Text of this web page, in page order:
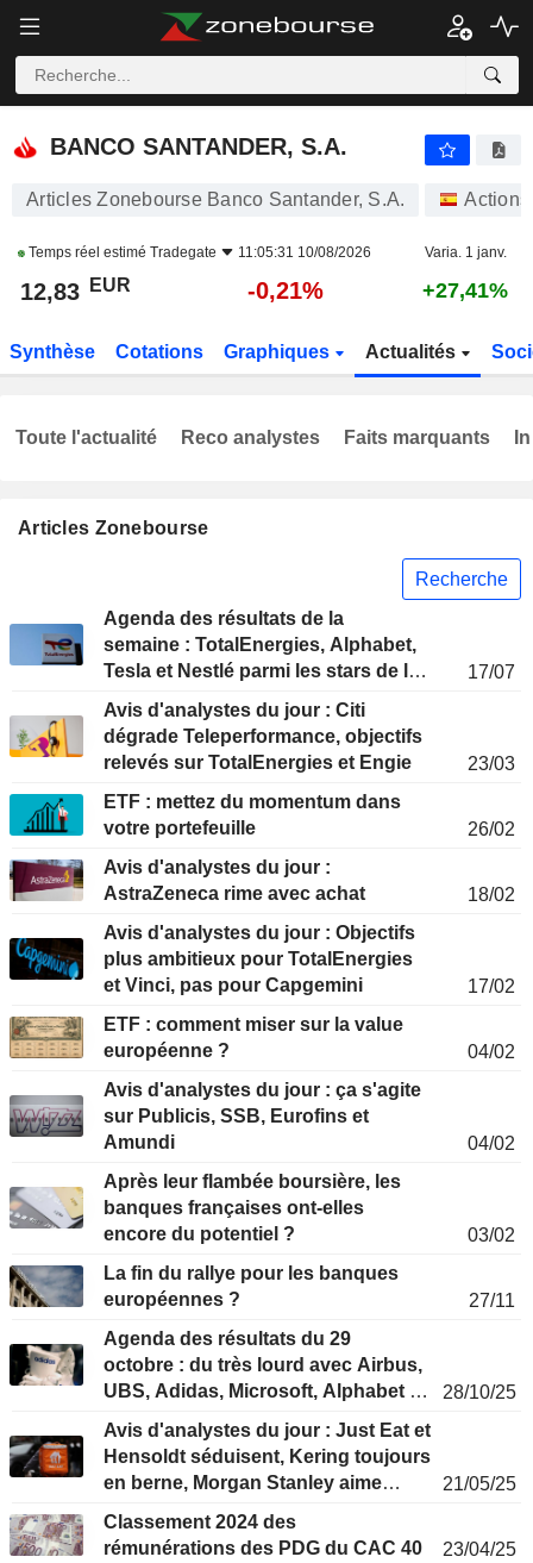
BANCO SANTANDER, S.A.
BANCO SANTANDER, S.A.
Articles Zonebourse Banco Santander, S.A. Actions
Temps réel estimé Tradegate 11:05:31 10/08/2026 Varia. 1 janv.
12,83 EUR -0,21% +27,41%
Synthèse Cotations Graphiques Actualités
Articles Zonebourse
Recherche
Agenda des résultats de la
semaine : TotalEnergies, Alphabet,
Tesla et Nestlé parmi les stars de la
17/07
Avis d'analystes du jour : Citi
dégrade Teleperformance, objectifs
relevés sur TotalEnergies et Engie
23/03
ETF : mettez du momentum dans
votre portefeuille
26/02
Avis d'analystes du jour :
AstraZeneca rime avec achat
18/02
Avis d'analystes du jour : Objectifs
plus ambitieux pour TotalEnergies
et Vinci, pas pour Capgemini
17/02
ETF : comment miser sur la value
européenne ?
04/02
Avis d'analystes du jour : ça s'agite
sur Publicis, SSB, Eurofins et
Amundi
04/02
Après leur flambée boursière, les
banques françaises ont-elles
encore du potentiel ?
03/02
La fin du rallye pour les banques
européennes ?
27/11
Agenda des résultats du 29
octobre : du très lourd avec Airbus,
UBS, Adidas, Microsoft, Alphabet et
28/10/25
Avis d'analystes du jour : Just Eat et
Hensoldt séduisent, Kering toujours
en berne, Morgan Stanley aime
21/05/25
Classement 2024 des
rémunérations des PDG du CAC 40
23/04/25
Toute l'actualité Reco analystes Faits marquants